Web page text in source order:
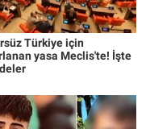
Türkiye için
yasa Meclis'te! İşte